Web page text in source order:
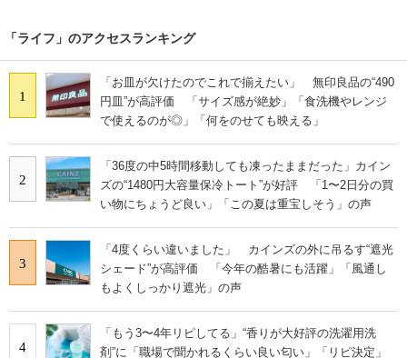
「ライフ」のアクセスランキング
1
「お皿が欠けたのでこれで揃えたい」 無印良品の“490
円皿”が高評価 「サイズ感が絶妙」「食洗機やレンジ
で使えるのが◎」「何をのせても映える」
2
「36度の中5時間移動しても凍ったままだった」カイン
ズの“1480円大容量保冷トート”が好評 「1〜2日分の買
い物にちょうど良い」「この夏は重宝しそう」の声
3
「4度くらい違いました」 カインズの外に吊るす“遮光
シェード”が高評価 「今年の酷暑にも活躍」「風通し
もよくしっかり遮光」の声
4
「もう3〜4年リピしてる」“香りが大好評の洗濯用洗
剤”に「職場で聞かれるくらい良い匂い」「リピ決定」